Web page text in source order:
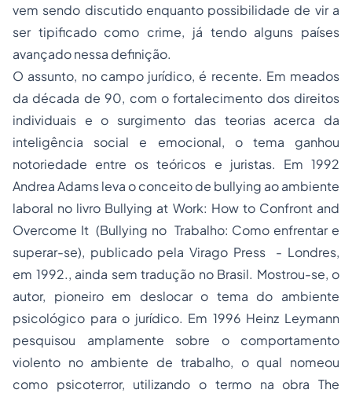
vem sendo discutido enquanto possibilidade de vir a
ser tipificado como crime, já tendo alguns países
avançado nessa definição.
O assunto, no campo jurídico, é recente. Em meados
da década de 90, com o fortalecimento dos direitos
individuais e o surgimento das teorias acerca da
inteligência social e emocional, o tema ganhou
notoriedade entre os teóricos e juristas. Em 1992
Andrea Adams leva o conceito de bullying ao ambiente
laboral no livro Bullying at Work: How to Confront and
Overcome It (Bullying no Trabalho: Como enfrentar e
superar-se), publicado pela Virago Press - Londres,
em 1992., ainda sem tradução no Brasil. Mostrou-se, o
autor, pioneiro em deslocar o tema do ambiente
psicológico para o jurídico. Em 1996 Heinz Leymann
pesquisou amplamente sobre o comportamento
violento no ambiente de trabalho, o qual nomeou
como psicoterror, utilizando o termo na obra The